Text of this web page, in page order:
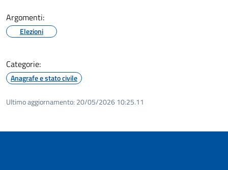
Argomenti:
Elezioni
Categorie:
Anagrafe e stato civile
Ultimo aggiornamento: 20/05/2026 10:25.11